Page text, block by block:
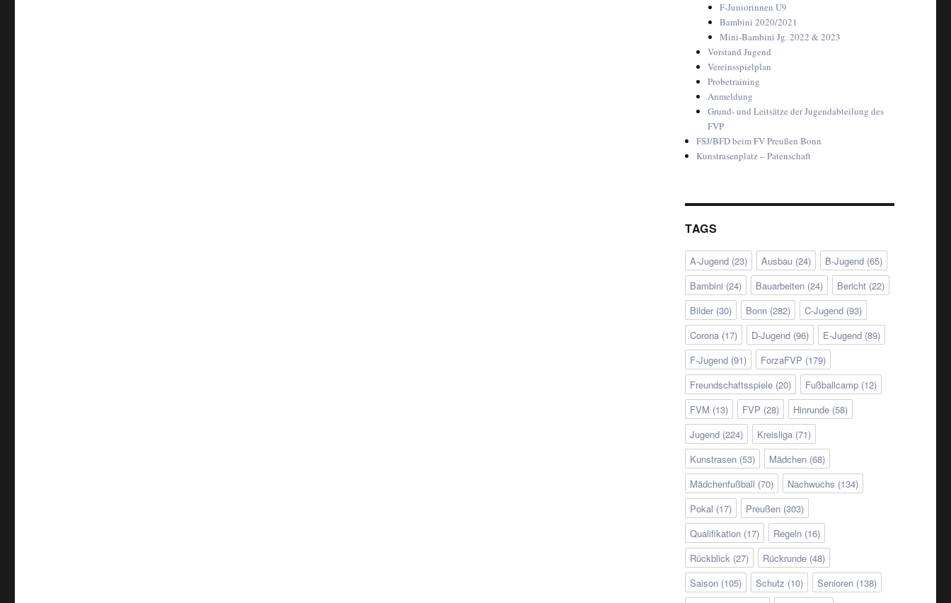
F-Juniorinnen U9
Bambini 2020/2021
Mini-Bambini Jg. 2022 & 2023
Vorstand Jugend
Vereinsspielplan
Probetraining
Anmeldung
Grund- und Leitsätze der Jugendabteilung des
FVP
FSJ/BFD beim FV Preußen Bonn
Kunstrasenplatz – Patenschaft
TAGS
A-Jugend(23) Ausbau(24) B-Jugend(65)
Bambini (24) Bauarbeiten(24) Bericht(22)
Bilder(30) Bonn(282) C-Jugend(93)
Corona(17) D-Jugend(96) E-Jugend(89)
F-Jugend(91) ForzaFVP (179)
Freundschaftsspiele(20) Fußballcamp(12)
FVM (13) FVP (28) Hinrunde(58)
Jugend(224) Kreisliga(71)
Kunstrasen(53) Mädchen(68)
Mädchenfußball (70) Nachwuchs (134)
Pokal (17) Preußen(303)
Qualifikation(17) Regeln(16)
Rückblick(27) Rückrunde(48)
Saison(105) Schutz (10) Senioren(138)